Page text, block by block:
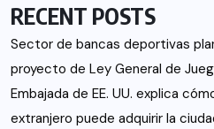
RECENT POSTS
Sector de bancas deportivas
proyecto de Ley General de
Embajada de EE. UU. explica
extranjero puede adquirir la